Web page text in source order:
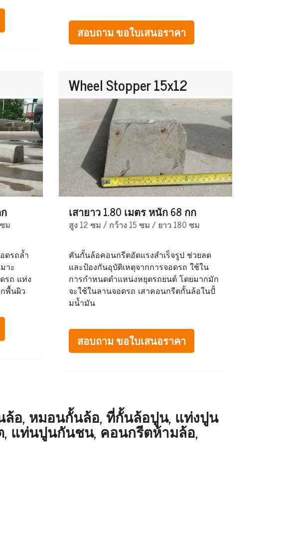
สอบถาม ขอใบเสนอราคา
ม
ดรถล้ำ
าะ
รถ แท่ง
พื้นผิว
Wheel Stopper 15x12
เสายาว 1.80 เมตร หนัก 68 กก
สูง 12 ซม / กว้าง 15 ซม / ยาว 180 ซม
คันกั้นล้อคอนกรีตอัดแรงสำเร็จรูป ช่วยลด
และป้องกันอุบัติเหตุจากการจอดรถ ใช้ใน
การกำหนดตำแหน่งหยุดรถยนต์ โดยมากมัก
จะใช้ในลานจอดรถ เสาคอนกรีตกั้นล้อในปั้
มน้ำมัน
สอบถาม ขอใบเสนอราคา
อ, หมอนกั้นล้อ, ที่กั้นล้อปูน, แท่งปูน
แท่นปูนกันชน, คอนกรีตห้ามล้อ,